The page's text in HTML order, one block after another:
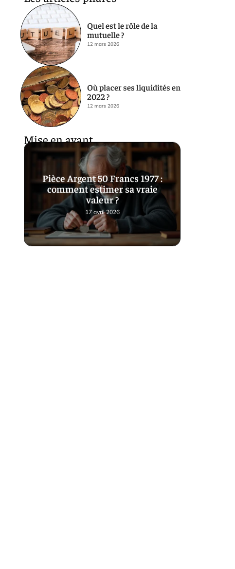
Quel est le rôle de la
mutuelle ?
12 mars 2026
Où placer ses liquidités en
2022 ?
12 mars 2026
Mise en avant
Pièce Argent 50 Francs 1977 :
comment estimer sa vraie
valeur ?
17 avril 2026